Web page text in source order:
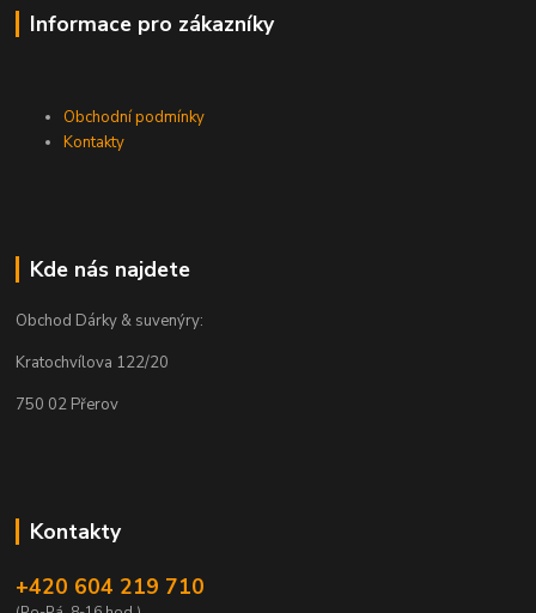
Informace pro zákazníky
Obchodní podmínky
Kontakty
Kde nás najdete
Obchod Dárky & suvenýry:
Kratochvílova 122/20
750 02 Přerov
Kontakty
+420 604 219 710